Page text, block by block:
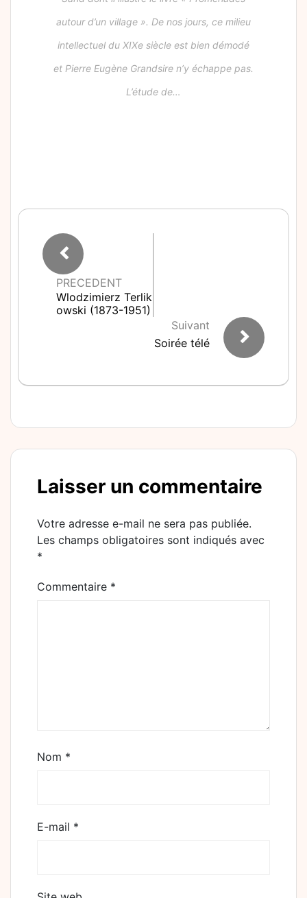
autour d’un village ». De nos jours, ce milieu
intellectuel du XIXe siècle est bien démodé
et Pierre Eugène Grandsire n’y échappe pas.
L’étude de…
PRECEDENT
Wlodzimierz Terlik
owski (1873-1951)
Suivant
Soirée télé
Laisser un commentaire
Votre adresse e-mail ne sera pas publiée.
Les champs obligatoires sont indiqués avec
*
Commentaire *
Nom *
E-mail *